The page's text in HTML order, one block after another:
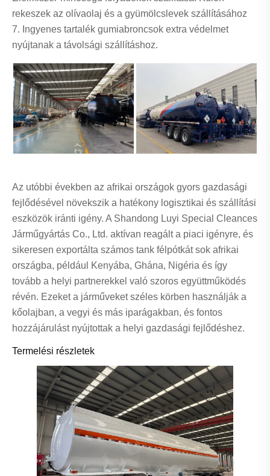
rekeszek az olívaolaj és a gyümölcslevek szállításához
7. Ingyenes tartalék gumiabroncsok extra védelmet
nyújtanak a távolsági szállításhoz.
Az utóbbi években az afrikai országok gyors gazdasági
fejlődésével növekszik a hatékony logisztikai és szállítási
eszközök iránti igény. A Shandong Luyi Special Cleances
Járműgyártás Co., Ltd. aktívan reagált a piaci igényre, és
sikeresen exportálta számos tank félpótkát sok afrikai
országba, például Kenyába, Ghána, Nigéria és így
tovább a helyi partnerekkel való szoros együttműködés
révén. Ezeket a járműveket széles körben használják a
kőolajban, a vegyi és más iparágakban, és fontos
hozzájárulást nyújtottak a helyi gazdasági fejlődéshez.
Termelési részletek